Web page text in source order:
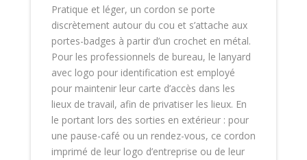
Pratique et léger, un cordon se porte
discrètement autour du cou et s’attache aux
portes-badges à partir d’un crochet en métal.
Pour les professionnels de bureau, le lanyard
avec logo pour identification est employé
pour maintenir leur carte d’accès dans les
lieux de travail, afin de privatiser les lieux. En
le portant lors des sorties en extérieur : pour
une pause-café ou un rendez-vous, ce cordon
imprimé de leur logo d’entreprise ou de leur